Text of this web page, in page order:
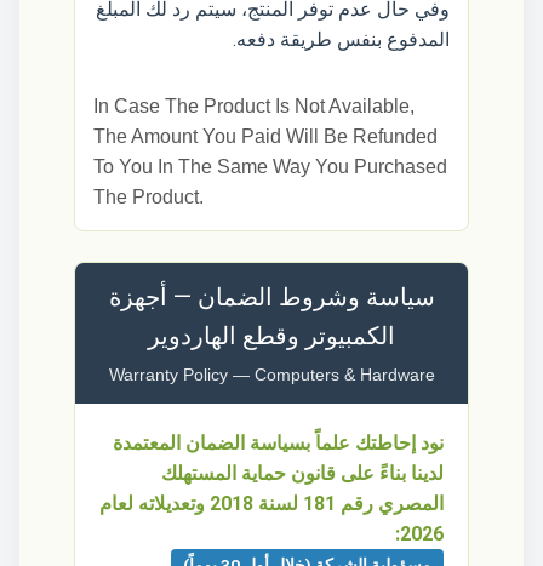
وفي حال عدم توفر المنتج، سيتم رد لك المبلغ
المدفوع بنفس طريقة دفعه.
In Case The Product Is Not Available,
The Amount You Paid Will Be Refunded
To You In The Same Way You Purchased
The Product.
سياسة وشروط الضمان — أجهزة
الكمبيوتر وقطع الهاردوير
Warranty Policy — Computers & Hardware
نود إحاطتك علماً بسياسة الضمان المعتمدة
لدينا بناءً على قانون حماية المستهلك
المصري رقم 181 لسنة 2018 وتعديلاته لعام
2026: